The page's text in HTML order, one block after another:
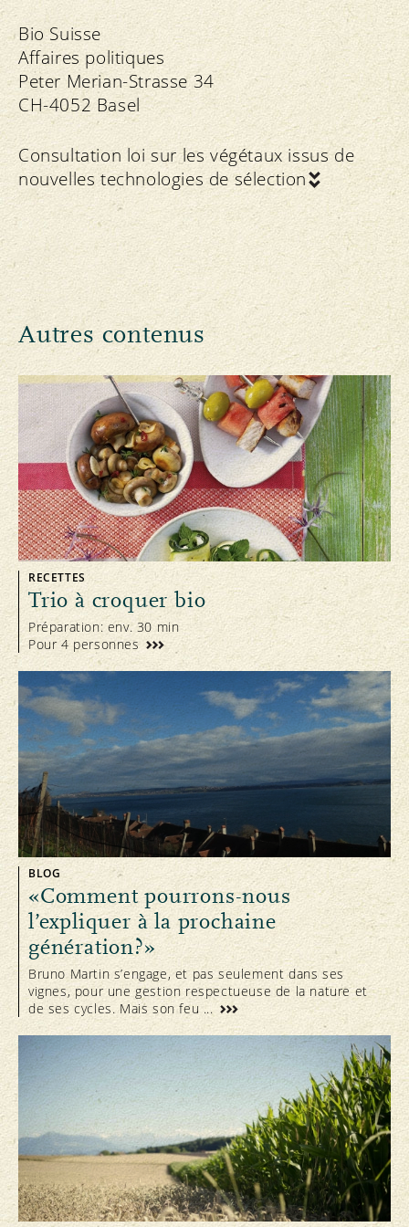
Bio Suisse
Affaires politiques
Peter Merian-Strasse 34
CH-4052 Basel
Consultation loi sur les végétaux issus de
nouvelles technologies de sélection
Autres contenus
RECETTES
Trio à croquer bio
Préparation: env. 30 min
Pour 4 personnes
BLOG
«Comment pourrons-nous
l’expliquer à la prochaine
génération?»
Bruno Martin s’engage, et pas seulement dans ses
vignes, pour une gestion respectueuse de la nature et
de ses cycles. Mais son feu ...